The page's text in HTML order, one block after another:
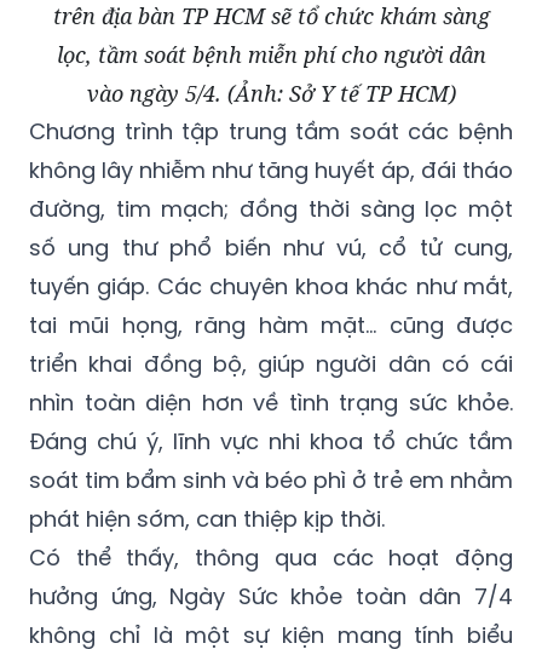
trên địa bàn TP HCM sẽ tổ chức khám sàng
lọc, tầm soát bệnh miễn phí cho người dân
vào ngày 5/4. (Ảnh: Sở Y tế TP HCM)
Chương trình tập trung tầm soát các bệnh
không lây nhiễm như tăng huyết áp, đái tháo
đường, tim mạch; đồng thời sàng lọc một
số ung thư phổ biến như vú, cổ tử cung,
tuyến giáp. Các chuyên khoa khác như mắt,
tai mũi họng, răng hàm mặt… cũng được
triển khai đồng bộ, giúp người dân có cái
nhìn toàn diện hơn về tình trạng sức khỏe.
Đáng chú ý, lĩnh vực nhi khoa tổ chức tầm
soát tim bẩm sinh và béo phì ở trẻ em nhằm
phát hiện sớm, can thiệp kịp thời.
Có thể thấy, thông qua các hoạt động
hưởng ứng, Ngày Sức khỏe toàn dân 7/4
không chỉ là một sự kiện mang tính biểu